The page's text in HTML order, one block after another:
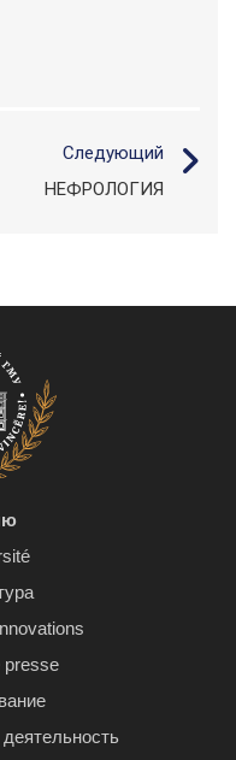
Следующий
НЕФРОЛОГИЯ
presse